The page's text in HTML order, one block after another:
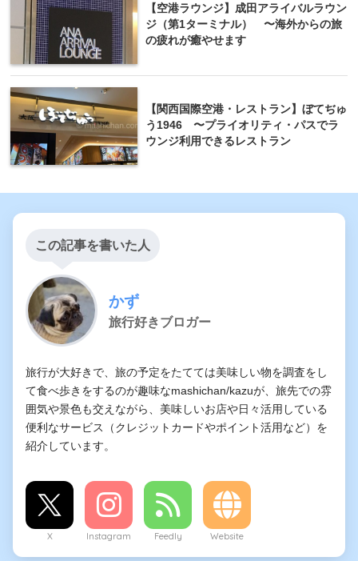
【空港ラウンジ】成田アライバルラウン
ジ（第1ターミナル） 〜海外からの旅
の疲れが癒やせます
【関西国際空港・レストラン】ぼてぢゅ
う1946 〜プライオリティ・パスでラ
ウンジ利用できるレストラン
この記事を書いた人
かず
旅行好きブロガー
旅行が大好きで、旅の予定をたてては美味しい物を調査をし
て食べ歩きをするのが趣味なmashichan/kazuが、旅先での雰
囲気や景色も交えながら、美味しいお店や日々活用している
便利なサービス（クレジットカードやポイント活用など）を
紹介しています。
X Instagram Feedly Website